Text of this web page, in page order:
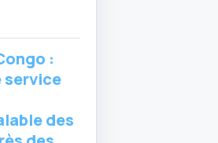
:
service
des